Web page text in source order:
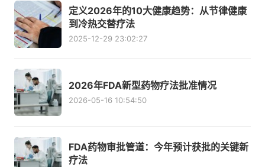
定义2026年的10大健康趋势：从节律健康
到冷热交替疗法
2025-12-29 23:02:27
2026年FDA新型药物疗法批准情况
2026-05-16 10:54:50
FDA药物审批管道：今年预计获批的关键新
疗法